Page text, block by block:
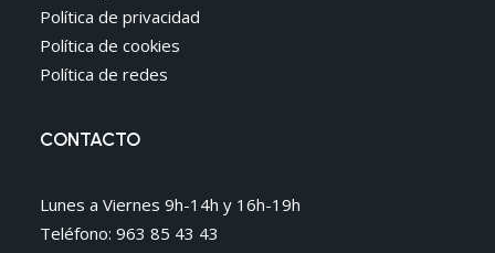
Política de privacidad
Política de cookies
Política de redes
CONTACTO
Lunes a Viernes 9h-14h y 16h-19h
Teléfono: 963 85 43 43